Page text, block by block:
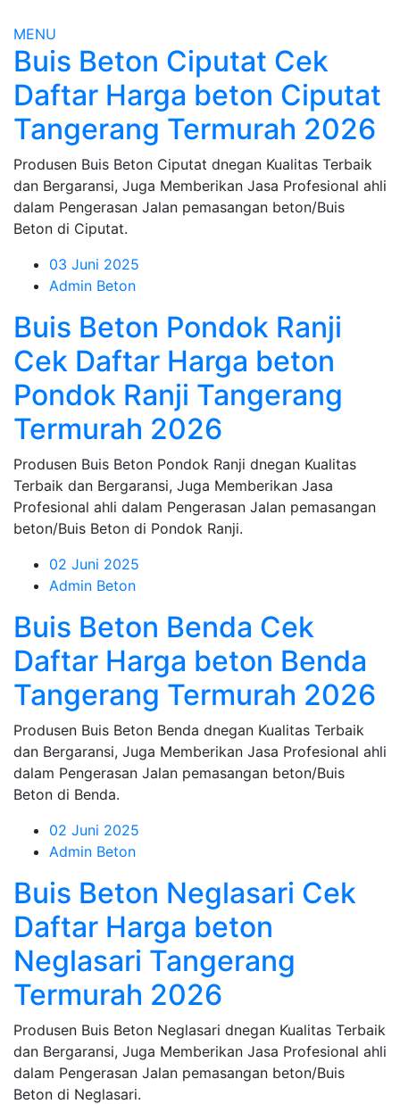
MENU
Buis Beton Ciputat Cek
Daftar Harga beton Ciputat
Tangerang Termurah 2026
Produsen Buis Beton Ciputat dnegan Kualitas Terbaik
dan Bergaransi, Juga Memberikan Jasa Profesional ahli
dalam Pengerasan Jalan pemasangan beton/Buis
Beton di Ciputat.
03 Juni 2025
Admin Beton
Buis Beton Pondok Ranji
Cek Daftar Harga beton
Pondok Ranji Tangerang
Termurah 2026
Produsen Buis Beton Pondok Ranji dnegan Kualitas
Terbaik dan Bergaransi, Juga Memberikan Jasa
Profesional ahli dalam Pengerasan Jalan pemasangan
beton/Buis Beton di Pondok Ranji.
02 Juni 2025
Admin Beton
Buis Beton Benda Cek
Daftar Harga beton Benda
Tangerang Termurah 2026
Produsen Buis Beton Benda dnegan Kualitas Terbaik
dan Bergaransi, Juga Memberikan Jasa Profesional ahli
dalam Pengerasan Jalan pemasangan beton/Buis
Beton di Benda.
02 Juni 2025
Admin Beton
Buis Beton Neglasari Cek
Daftar Harga beton
Neglasari Tangerang
Termurah 2026
Produsen Buis Beton Neglasari dnegan Kualitas Terbaik
dan Bergaransi, Juga Memberikan Jasa Profesional ahli
dalam Pengerasan Jalan pemasangan beton/Buis
Beton di Neglasari.